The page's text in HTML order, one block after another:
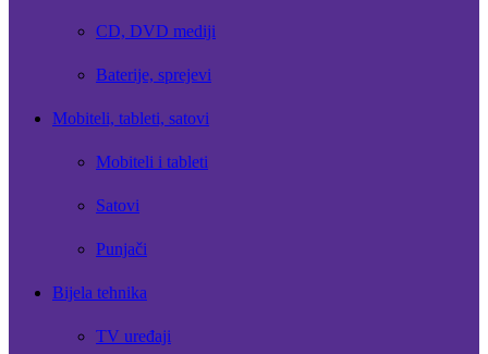
CD, DVD mediji
Baterije, sprejevi
Mobiteli, tableti, satovi
Mobiteli i tableti
Satovi
Punjači
Bijela tehnika
TV uređaji